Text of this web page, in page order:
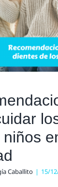
Blog
Caballito | 15/